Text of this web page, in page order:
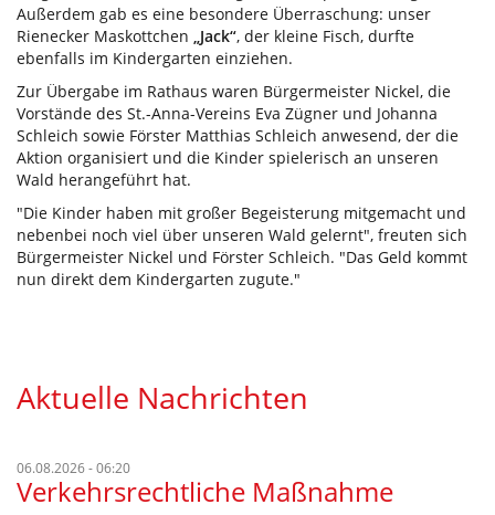
Außerdem gab es eine besondere Überraschung: unser
Rienecker Maskottchen „Jack“, der kleine Fisch, durfte
ebenfalls im Kindergarten einziehen.
Zur Übergabe im Rathaus waren Bürgermeister Nickel, die
Vorstände des St.-Anna-Vereins Eva Zügner und Johanna
Schleich sowie Förster Matthias Schleich anwesend, der die
Aktion organisiert und die Kinder spielerisch an unseren
Wald herangeführt hat.
"Die Kinder haben mit großer Begeisterung mitgemacht und
nebenbei noch viel über unseren Wald gelernt", freuten sich
Bürgermeister Nickel und Förster Schleich. "Das Geld kommt
nun direkt dem Kindergarten zugute."
Aktuelle Nachrichten
06.08.2026 - 06:20
Verkehrsrechtliche Maßnahme